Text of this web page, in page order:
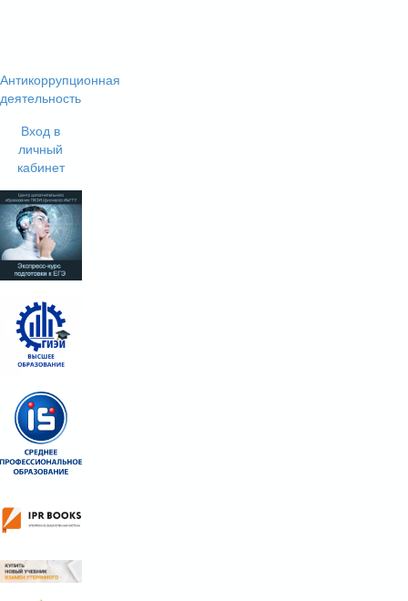
Антикоррупционная
деятельность
Вход в
личный
кабинет